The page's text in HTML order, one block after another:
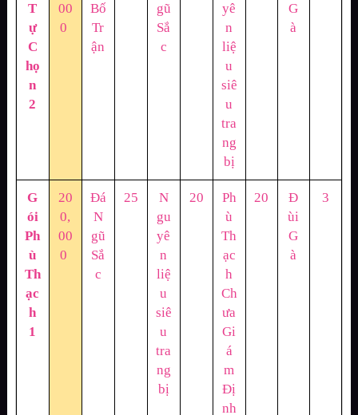
T
ự
C
họ
n
2
00
0
Bố
Tr
ận
gũ
Sắ
c
yê
n
liệ
u
siê
u
tra
ng
bị
G
à
G
ói
Ph
ù
Th
ạc
h
1
20
0,
00
0
Đá
N
gũ
Sắ
c
25
N
gu
yê
n
liệ
u
siê
u
tra
ng
bị
20
Ph
ù
Th
ạc
h
Ch
ưa
Gi
á
m
Đị
nh
20
Đ
ùi
G
à
3